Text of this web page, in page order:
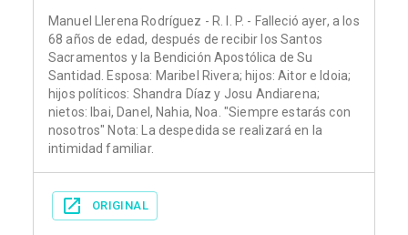
Manuel Llerena Rodríguez - R. I. P. - Falleció ayer, a los
68 años de edad, después de recibir los Santos
Sacramentos y la Bendición Apostólica de Su
Santidad. Esposa: Maribel Rivera; hijos: Aitor e Idoia;
hijos políticos: Shandra Díaz y Josu Andiarena;
nietos: Ibai, Danel, Nahia, Noa. "Siempre estarás con
nosotros" Nota: La despedida se realizará en la
intimidad familiar.
ORIGINAL